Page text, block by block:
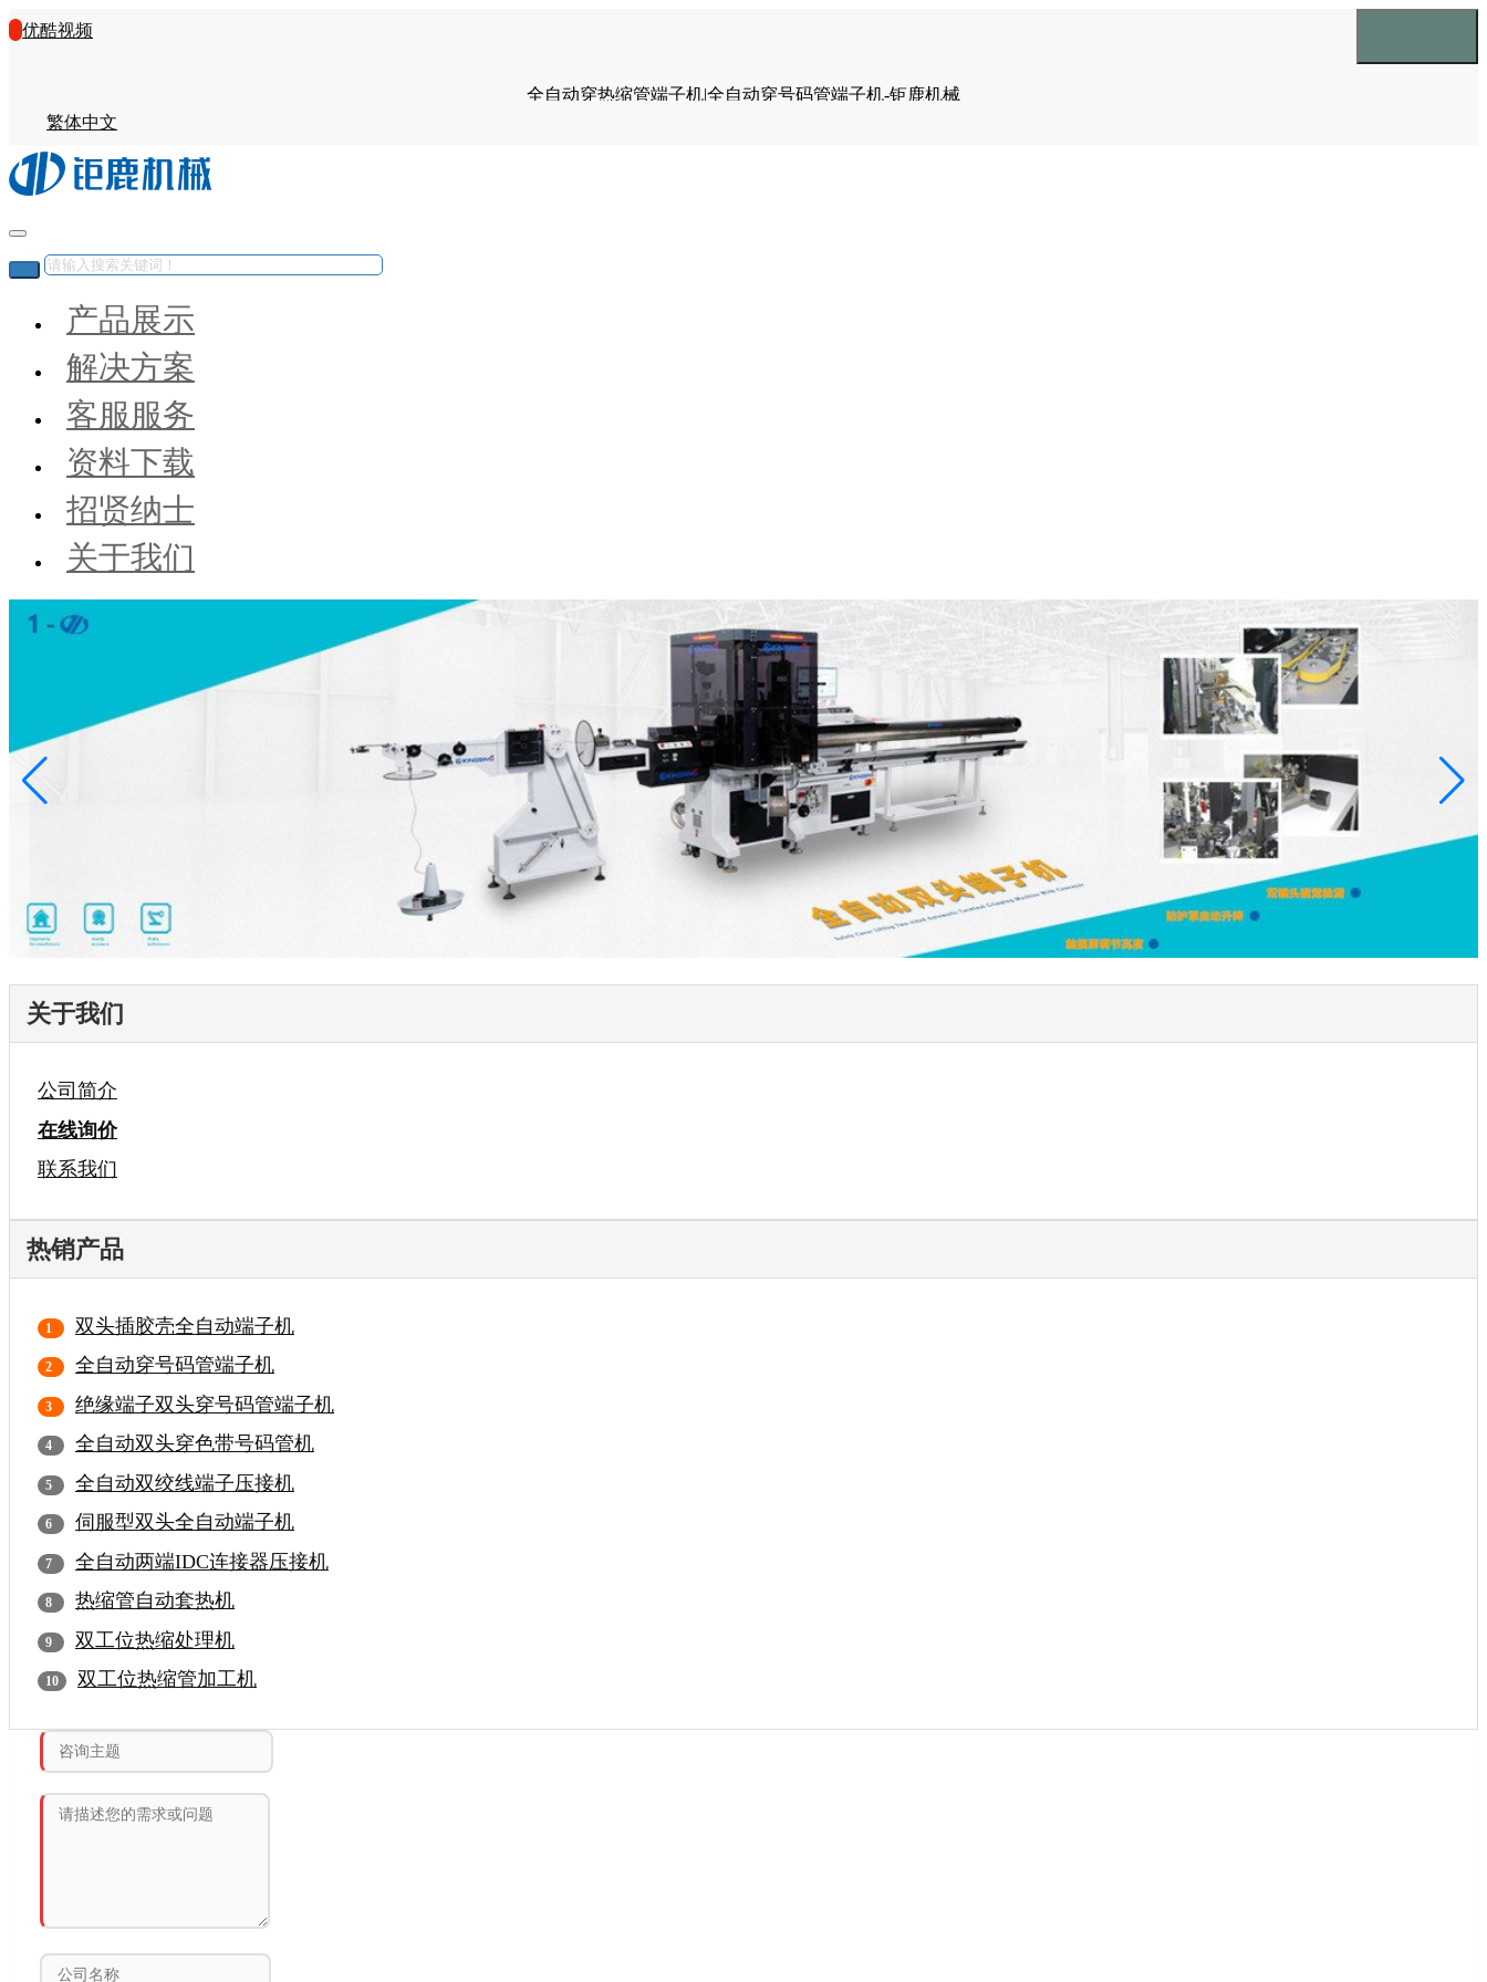
优酷视频
全自动穿热缩管端子机|全自动穿号码管端子机-钜鹿机械
繁体中文
产品展示
解决方案
客服服务
资料下载
招贤纳士
关于我们
关于我们
公司简介
在线询价
联系我们
热销产品
双头插胶壳全自动端子机
全自动穿号码管端子机
绝缘端子双头穿号码管端子机
全自动双头穿色带号码管机
全自动双绞线端子压接机
伺服型双头全自动端子机
全自动两端IDC连接器压接机
热缩管自动套热机
双工位热缩处理机
双工位热缩管加工机